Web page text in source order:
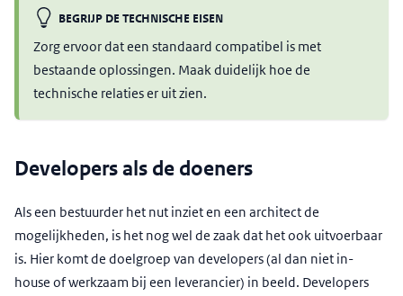
BEGRIJP DE TECHNISCHE EISEN
Zorg ervoor dat een standaard compatibel is met
bestaande oplossingen. Maak duidelijk hoe de
technische relaties er uit zien.
Developers als de doeners
Als een bestuurder het nut inziet en een architect de
mogelijkheden, is het nog wel de zaak dat het ook uitvoerbaar
is. Hier komt de doelgroep van developers (al dan niet in-
house of werkzaam bij een leverancier) in beeld. Developers